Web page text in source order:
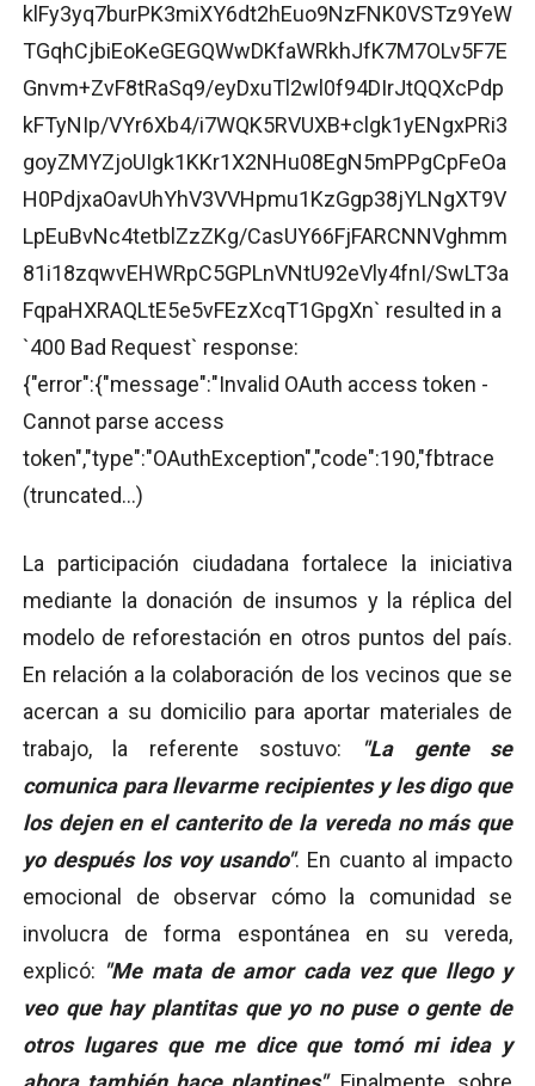
klFy3yq7burPK3miXY6dt2hEuo9NzFNK0VSTz9YeW
TGqhCjbiEoKeGEGQWwDKfaWRkhJfK7M7OLv5F7E
Gnvm+ZvF8tRaSq9/eyDxuTl2wl0f94DIrJtQQXcPdp
kFTyNIp/VYr6Xb4/i7WQK5RVUXB+clgk1yENgxPRi3
goyZMYZjoUIgk1KKr1X2NHu08EgN5mPPgCpFeOa
H0PdjxaOavUhYhV3VVHpmu1KzGgp38jYLNgXT9V
LpEuBvNc4tetblZzZKg/CasUY66FjFARCNNVghmm
81i18zqwvEHWRpC5GPLnVNtU92eVly4fnI/SwLT3a
FqpaHXRAQLtE5e5vFEzXcqT1GpgXn` resulted in a
`400 Bad Request` response:
{"error":{"message":"Invalid OAuth access token -
Cannot parse access
token","type":"OAuthException","code":190,"fbtrace
(truncated...)
La participación ciudadana fortalece la iniciativa
mediante la donación de insumos y la réplica del
modelo de reforestación en otros puntos del país.
En relación a la colaboración de los vecinos que se
acercan a su domicilio para aportar materiales de
trabajo, la referente sostuvo:
"La gente se
comunica para llevarme recipientes y les digo que
los dejen en el canterito de la vereda no más que
yo después los voy usando". En cuanto al impacto
emocional de observar cómo la comunidad se
involucra de forma espontánea en su vereda,
explicó: "Me mata de amor cada vez que llego y
veo que hay plantitas que yo no puse o gente de
otros lugares que me dice que tomó mi idea y